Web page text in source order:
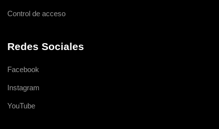
Control de acceso
Redes Sociales
Facebook
Instagram
YouTube